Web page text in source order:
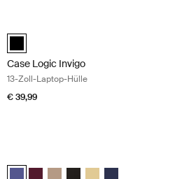
black (selected)
Case Logic Invigo
13-Zoll-Laptop-Hülle
€ 39,99
Case Logic Reflect 14" Laptop Sleeve
Case Logic Reflect 14" Laptop
Case Logic Reflect 14" Laptop
Case Logic Reflect 14"
Case Logic Reflect 14"
Case Logic Reflect